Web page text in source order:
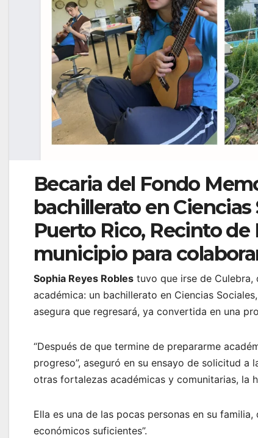
Becaria del Fondo
bachillerato en
Puerto Rico, Recinto de
municipio para
Sophia Reyes Robles tuvo que irse de
académica: un bachillerato en Ciencias
asegura que regresará, ya convertida en una
“Después de que termine de prepararme
progreso”, aseguró en su ensayo de solicitud a
otras fortalezas académicas y comunitarias, la
Ella es una de las pocas personas en su
económicos suficientes”.